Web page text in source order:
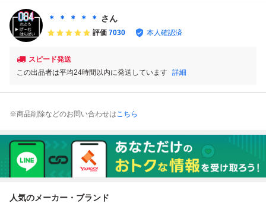
フト 動作確認済み
み
＊ ＊ ＊ ＊ ＊ さん
評価 7030 本人確認済
スピード発送
この出品者は平均24時間以内に発送しています 詳細
※商品削除などのお問い合わせはこちら
人気のメーカー・ブランド